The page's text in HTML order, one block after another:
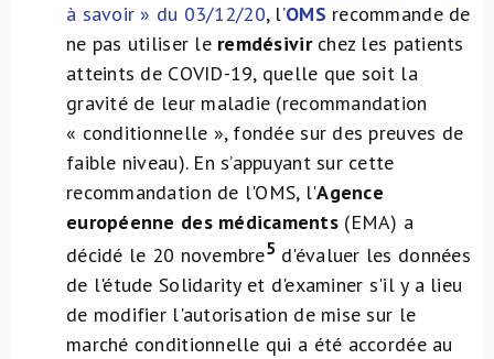
à savoir » du 03/12/20, l’OMS recommande de
ne pas utiliser le remdésivirchez les patients
atteints de COVID-19, quelle que soit la
gravité de leur maladie (recommandation
« conditionnelle », fondée sur des preuves de
faible niveau). En s’appuyant sur cette
recommandation de l'OMS, l'Agence
européenne des médicaments (EMA) a
décidé le 20 novembre5 d'évaluer les données
de l'étude Solidarity et d'examiner s'il y a lieu
de modifier l'autorisation de mise sur le
marché conditionnelle qui a été accordée au